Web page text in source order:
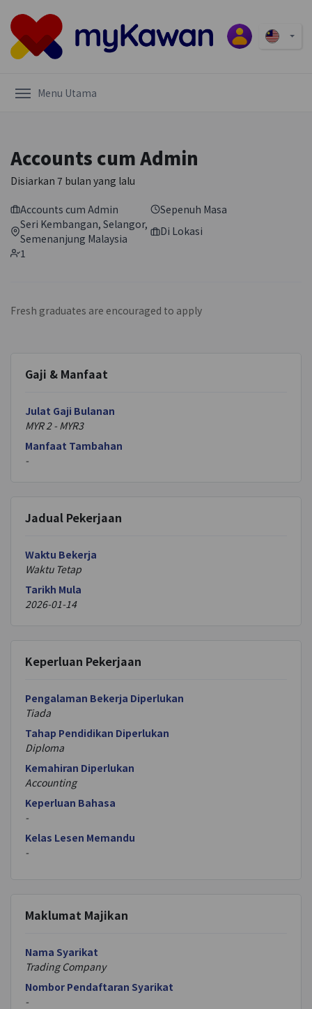
Menu Utama
Accounts cum Admin
Disiarkan 7 bulan yang lalu
Accounts cum Admin
Sepenuh Masa
Seri Kembangan, Selangor,
Semenanjung Malaysia
Di Lokasi
1
Fresh graduates are encouraged to apply
Gaji & Manfaat
Julat Gaji Bulanan
MYR2- MYR3
Manfaat Tambahan
-
Jadual Pekerjaan
Waktu Bekerja
Waktu Tetap
Tarikh Mula
2026-01-14
Keperluan Pekerjaan
Pengalaman Bekerja Diperlukan
Tiada
Tahap Pendidikan Diperlukan
Diploma
Kemahiran Diperlukan
Accounting
Keperluan Bahasa
-
Kelas Lesen Memandu
-
Maklumat Majikan
Nama Syarikat
Trading Company
Nombor Pendaftaran Syarikat
-